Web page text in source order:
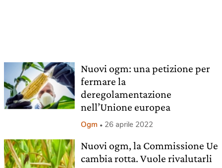
Nuovi ogm: una petizione per
fermare la
deregolamentazione
nell’Unione europea
Ogm 26 aprile 2022
Nuovi ogm, la Commissione Ue
cambia rotta. Vuole rivalutarli